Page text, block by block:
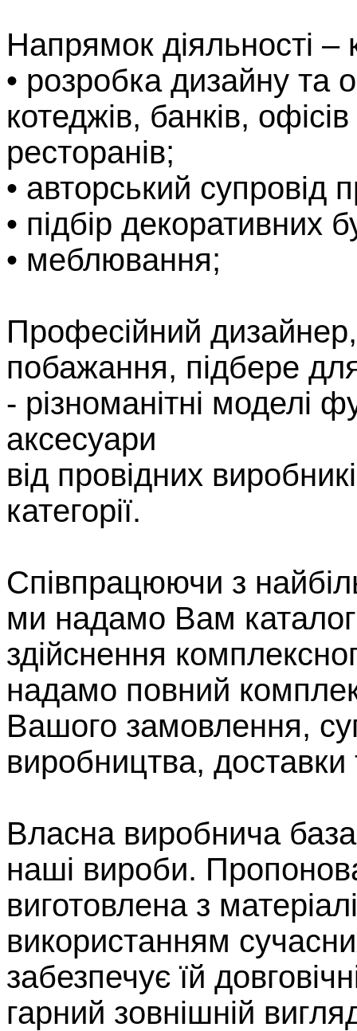
Напрямок діяльності –
• розробка дизайну та
котеджів, банків,
ресторанів;
• авторський супровід
• підбір декоративних
• меблювання;
Професійний
побажання, підбере
- різноманітні моделі
аксесуари
від провідних
категорії.
Співпрацюючи з
ми надамо Вам
здійснення
надамо повний
Вашого замовлення,
виробництва,
Власна виробнича
наші вироби.
виготовлена з
використанням
забезпечує їй
гарний зовнішній